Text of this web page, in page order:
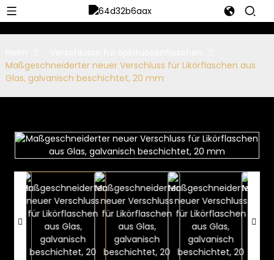
Maßgeschneiderter neuer Verschluss für Likörflaschen aus
Glas, galvanisch beschichtet, 20 mm